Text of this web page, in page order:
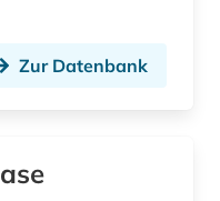
Zur Datenbank